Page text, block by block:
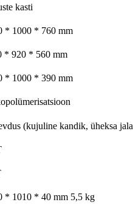
kasti
* 1000 * 760 mm
* 920 * 560 mm
* 1000 * 390 mm
(kujuline kandik, üheksa
* 1010 * 40 mm 5,5 kg